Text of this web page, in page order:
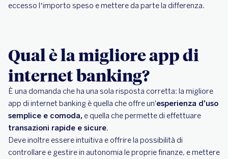
eccesso l’importo speso e mettere da parte la differenza.
Qual è la migliore app di
internet banking?
È una domanda che ha una sola risposta corretta: la migliore
app di internet banking è quella che offre un'esperienza d'uso
semplice e comoda, e quella che permette di effettuare
transazioni rapide e sicure.
Deve inoltre essere intuitiva e offrire la possibilità di
controllare e gestire in autonomia le proprie finanze, e mettere